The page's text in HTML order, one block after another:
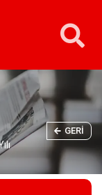
GERI